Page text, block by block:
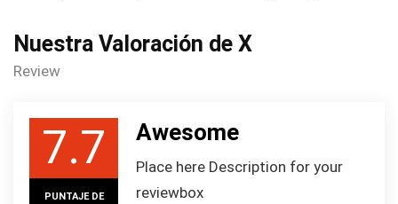
Nuestra Valoración de X
Review
7.7
PUNTAJE DE
Awesome
Place here Description for your
reviewbox